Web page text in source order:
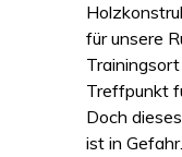
für unsere
Treffpunkt
Doch
ist in Gefahr.